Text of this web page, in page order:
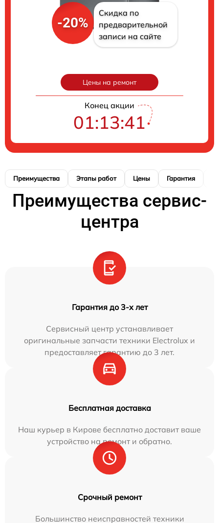
-20%
Скидка по
предварительной
записи на сайте
Цены на ремонт
Конец акции
01:13:40
Преимущества Этапы работ Цены Гарантия
Преимущества сервис-
центра
Гарантия до 3-х лет
Сервисный центр устанавливает
оригинальные запчасти техники Electrolux и
предоставляет гарантию до 3 лет.
Бесплатная доставка
Наш курьер в Кирове бесплатно доставит ваше
устройство на ремонт и обратно.
Срочный ремонт
Большинство неисправностей техники